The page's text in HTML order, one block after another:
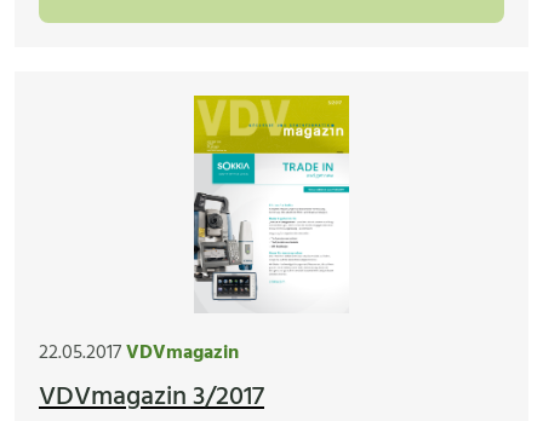
22.05.2017VDVmagazin
VDVmagazin 3/2017